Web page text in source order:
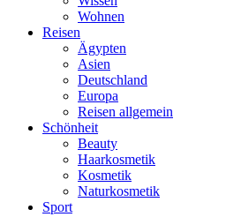
Wohnen
Reisen
Ägypten
Asien
Deutschland
Europa
Reisen allgemein
Schönheit
Beauty
Haarkosmetik
Kosmetik
Naturkosmetik
Sport